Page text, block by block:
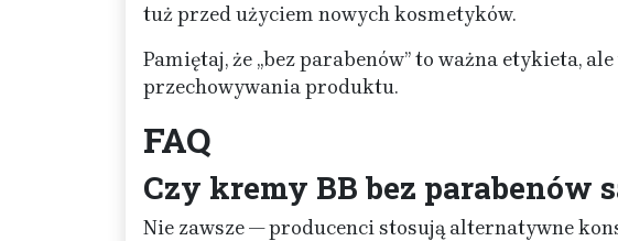
tuż przed użyciem nowych kosmetyków.
Pamiętaj, że „bez parabenów” to ważna etykieta,
przechowywania produktu.
FAQ
Czy kremy BB bez parabenów
Nie zawsze — producenci stosują alternatywne